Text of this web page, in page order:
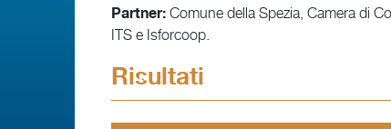
Partner: Comune della Spezia, Camera di
ITS e Isforcoop.
Risultati